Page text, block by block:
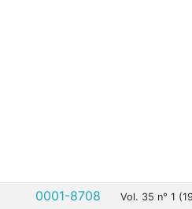
0001-8708 Vol. 35 n° 1